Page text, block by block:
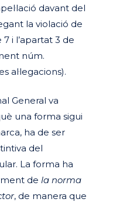
davant del
la violació de
7 i l’apartat 3 de
núm.
al·legacions).
General va
una forma sigui
ha de ser
del
La forma ha
de la norma
, de manera que